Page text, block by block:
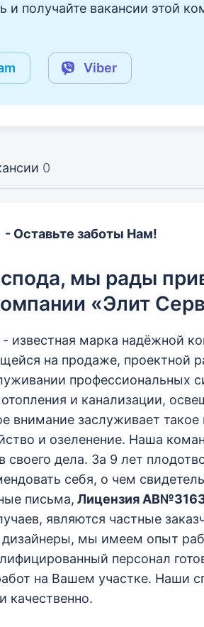
и получайте вакансии этой
Viber
0
Оставьте заботы Нам!
мы рады
«Элит
- известная марка надёжной
на продаже, проектной
профессиональных
и канализации,
внимание заслуживает такое
и озеленение. Наша
своего дела. За 9 лет
себя, о чем
письма, Лицензия
являются частные
мы имеем опыт
персонал
на Вашем участке. Наши
качественно.